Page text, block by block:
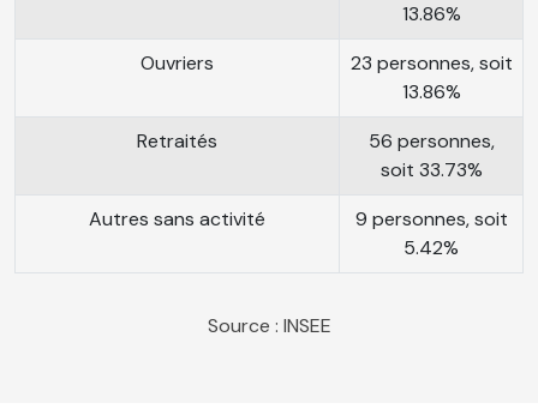
13.86%
Ouvriers
23 personnes, soit
13.86%
Retraités
56 personnes,
soit 33.73%
Autres sans activité
9 personnes, soit
5.42%
Source : INSEE